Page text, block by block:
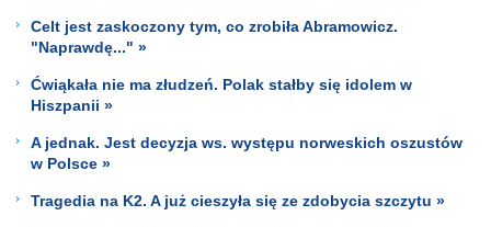
Celt jest zaskoczony tym, co zrobiła Abramowicz.
"Naprawdę..." »
Ćwiąkała nie ma złudzeń. Polak stałby się idolem w
Hiszpanii »
A jednak. Jest decyzja ws. występu norweskich oszustów
w Polsce »
Tragedia na K2. A już cieszyła się ze zdobycia szczytu »